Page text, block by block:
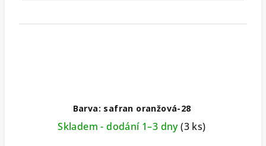
Barva: safran oranžová-28
Skladem - dodání 1–3 dny(3 ks)